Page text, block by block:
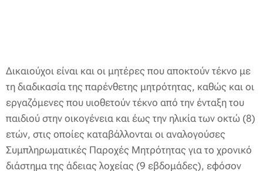
Δικαιούχοι είναι και οι μητέρες που αποκτούν τέκνο με
τη διαδικασία της παρένθετης μητρότητας, καθώς και οι
εργαζόμενες που υιοθετούν τέκνο από την ένταξη του
παιδιού στην οικογένεια και έως την ηλικία των οκτώ (8)
ετών, στις οποίες καταβάλλονται οι αναλογούσες
Συμπληρωματικές Παροχές Μητρότητας για το χρονικό
διάστημα της άδειας λοχείας (9 εβδομάδες), εφόσον